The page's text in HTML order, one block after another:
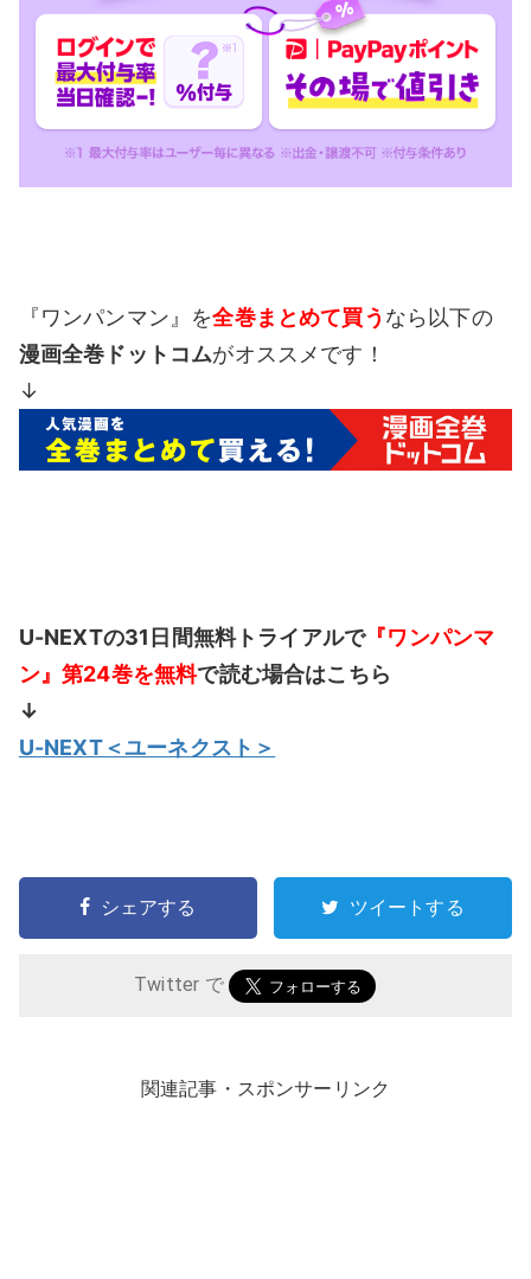
『ワンパンマン』を全巻まとめて買う なら以下の
漫画全巻ドットコムがオススメです！
↓
U-NEXTの31日間無料トライアルで『ワンパンマ
ン』第24巻を無料で読む場合はこちら
↓
U-NEXT＜ユーネクスト＞
シェアする ツイートする
Twitter で
関連記事・スポンサーリンク